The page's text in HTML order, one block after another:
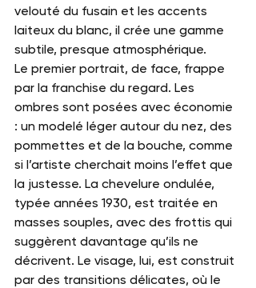
velouté du fusain et les accents
laiteux du blanc, il crée une gamme
subtile, presque atmosphérique.
Le premier portrait, de face, frappe
par la franchise du regard. Les
ombres sont posées avec économie
: un modelé léger autour du nez, des
pommettes et de la bouche, comme
si l’artiste cherchait moins l’effet que
la justesse. La chevelure ondulée,
typée années 1930, est traitée en
masses souples, avec des frottis qui
suggèrent davantage qu’ils ne
décrivent. Le visage, lui, est construit
par des transitions délicates, où le